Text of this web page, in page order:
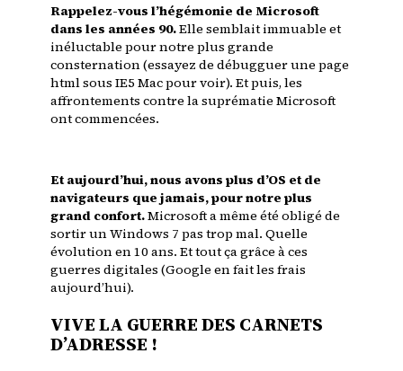
Rappelez-vous l’hégémonie de Microsoft
dans les années 90.Elle semblait immuable et
inéluctable pour notre plus grande
consternation (essayez de débugguer une page
html sous IE5 Mac pour voir). Et puis, les
affrontements contre la suprématie Microsoft
ont commencées.
Et aujourd’hui, nous avons plus d’OS et de
navigateurs que jamais, pour notre plus
grand confort.Microsoft a même été obligé de
sortir un Windows 7 pas trop mal. Quelle
évolution en 10 ans. Et tout ça grâce à ces
guerres digitales (Google en fait les frais
aujourd’hui).
VIVE LA GUERRE DES CARNETS
D’ADRESSE !